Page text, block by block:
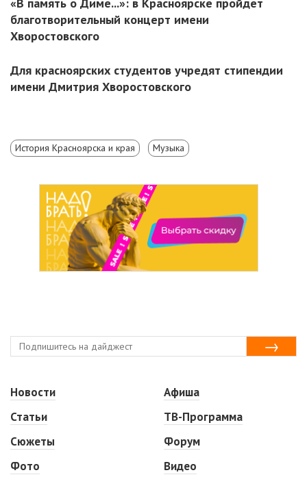
«В память о Диме...»: в Красноярске пройдет
благотворительный концерт имени
Хворостовского
Для красноярских студентов учредят стипендии
имени Дмитрия Хворостовского
История Красноярска и края Музыка
Новости
Статьи
Сюжеты
Фото
Афиша
ТВ-Программа
Форум
Видео